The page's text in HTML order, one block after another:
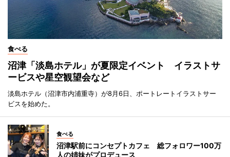
食べる
沼津「淡島ホテル」が夏限定イベント イラストサ
ービスや星空観望会など
淡島ホテル（沼津市内浦重寺）が8月6日、ポートレートイラストサー
ビスを始めた。
食べる
沼津駅前にコンセプトカフェ 総フォロワー100万
人の姉妹がプロデュース